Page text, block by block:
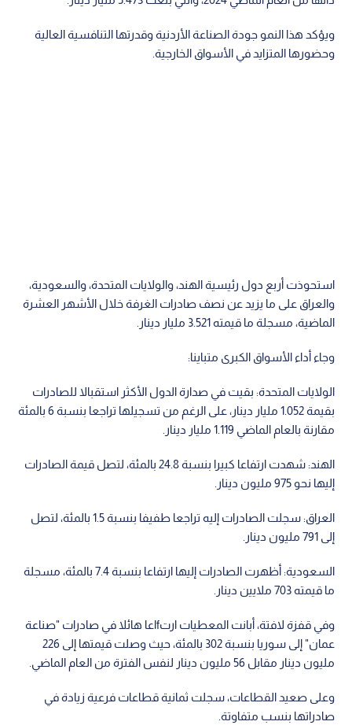
ويؤكد هذا النمو جودة الصناعة الأردنية وقدرتها التنافسية العالية
وحضورها المتزايد في الأسواق الخارجية.
استحوذت أربع دول رئيسية الهند، والولايات المتحدة، والسعودية،
والعراق على ما يزيد عن نصف صادرات الغرفة خلال الأشهر العشرة
الماضية، مسجلة ما قيمته 3.521 مليار دينار.
وجاء أداء الأسواق الكبرى متباينا:
الولايات المتحدة: بقيت في صدارة الدول الأكثر استقبالا للصادرات
بقيمة 1.052 مليار دينار، على الرغم من تسجيلها تراجعا بنسبة 6 بالمئة
مقارنة بالعام الماضي 1.119 مليار دينار.
الهند: شهدت ارتفاعا كبيرا بنسبة 24.8 بالمئة، لتصل قيمة الصادرات
إليها نحو 975 مليون دينار.
العراق: سجلت الصادرات إليه تراجعا طفيفا بنسبة 1.5 بالمئة، لتصل
إلى 791 مليون دينار.
السعودية: أظهرت الصادرات إليها ارتفاعا بنسبة 7.4 بالمئة، مسجلة
ما قيمته 703 ملايين دينار.
وفي قفزة لافتة، أبانت المعطيات ارتfاعا هائلا في صادرات "صناعة
عمان" إلى سوريا بنسبة 302 بالمئة، حيث وصلت قيمتها إلى 226
مليون دينار مقابل 56 مليون دينار لنفس الفترة من العام الماضي.
وعلى صعيد القطاعات، سجلت ثمانية قطاعات فرعية زيادة في
صادراتها بنسب متفاوتة.